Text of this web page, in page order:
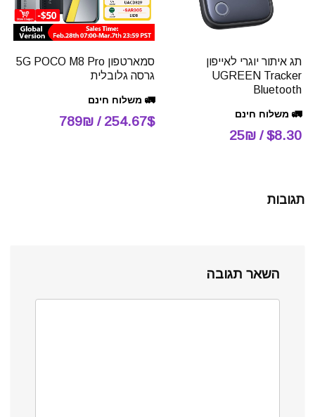
תג איתור יוגרי לאייפון
UGREEN Tracker
Bluetooth
🚛 משלוח חינם
$8.30 / 25₪
סמארטפון 5G POCO M8 Pro
גרסה גלובלית
🚛 משלוח חינם
254.67$ / 789₪
תגובות
השאר תגובה